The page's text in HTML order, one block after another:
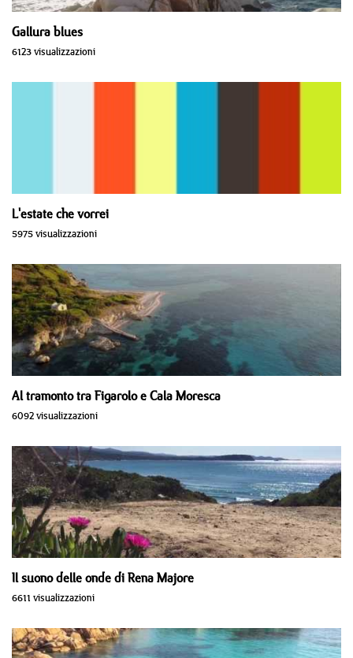
Gallura blues
6123 visualizzazioni
L'estate che vorrei
5975 visualizzazioni
Al tramonto tra Figarolo e Cala Moresca
6092 visualizzazioni
Il suono delle onde di Rena Majore
6611 visualizzazioni